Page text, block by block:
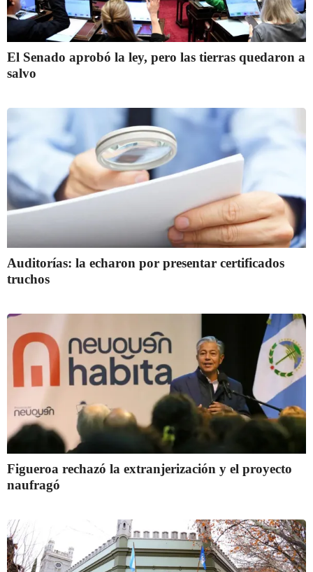
El Senado aprobó la ley, pero las tierras quedaron a
salvo
Auditorías: la echaron por presentar certificados
truchos
Figueroa rechazó la extranjerización y el proyecto
naufragó